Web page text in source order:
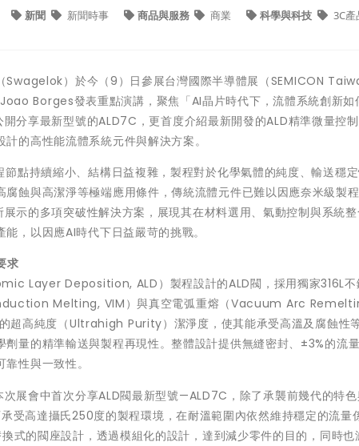
新聞 新聞時事 商品與服務 商業 科學與科技 3C產
Swagelok）於今（9）日參展台灣國際半導體展（SEMICON
Borges發表重點演講，聚焦「AI晶片時代下，流體系統創新如
分享最新型號的ALD7C，更首度介紹最新開發的ALD精準微量控
的高性能流體系統元件與解決方案。
點持續縮小、結構日益複雜，製程對於化學氣體的純度、輸送穩
腐蝕與高潔淨等極端應用條件，傳統流體元件已難以因應奈米級製
示的多項突破性解決方案，展現其在材料選用、氣動控制與系統
，以因應AI時代下日益嚴苛的挑戰。
求
Layer Deposition, ALD）製程設計的ALD閥，採用獨家316L不
Melting, VIM）與真空電弧重熔（Vacuum Arc
超高純度（Ultrahigh Purity）潔淨度，使其能承受高溫及腐蝕性
量的精準輸送與製程再現性。整體設計提供無縫密封、±3%的流
性與一致性。
展會中首次分享ALD閥最新型號—ALD7C，除了承襲前幾代的特
受高達攝氏250度的製程環境，在耐溫範圍內依然維持穩定的流量
式的閥座設計，透過模組化的設計，達到減少零件的目的，同時